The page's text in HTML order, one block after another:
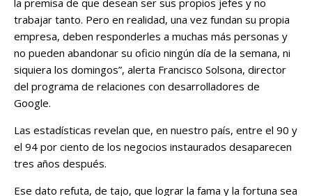
trabajar tanto. Pero en realidad, una vez fundan su propia
empresa, deben responderles a muchas más personas y
no pueden abandonar su oficio ningún día de la semana, ni
siquiera los domingos”, alerta Francisco Solsona, director
del programa de relaciones con desarrolladores de
Google.
Las estadísticas revelan que, en nuestro país, entre el 90 y
el 94 por ciento de los negocios instaurados desaparecen
tres años después.
Ese dato refuta, de tajo, que lograr la fama y la fortuna sea